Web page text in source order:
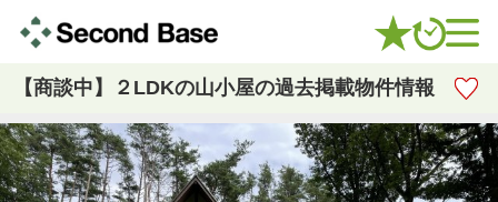
【商談中】２LDKの山小屋の過去掲載物件情報